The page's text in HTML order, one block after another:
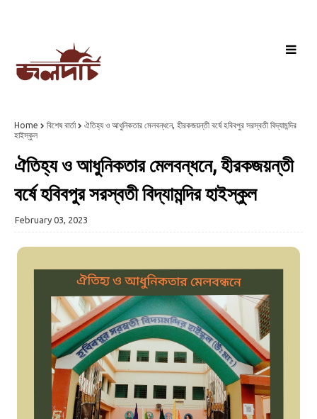
Home বিশেষ বার্তা
ঐতিহ্য ও আধুনিকতার মেলবন্ধনে, হীরকজয়ন্তী বর্ষে হবিবপুর সরস্বতী বিদ্যামন্দির
হাইস্কুল
ঐতিহ্য ও আধুনিকতার মেলবন্ধনে, হীরকজয়ন্তী
বর্ষে হবিবপুর সরস্বতী বিদ্যামন্দির হাইস্কুল
February 03, 2023